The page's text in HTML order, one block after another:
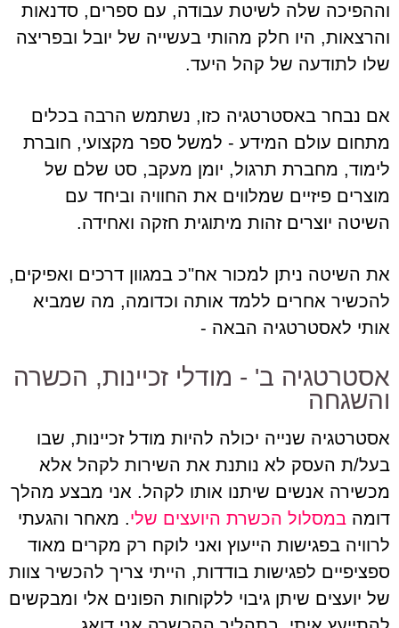
וההפיכה שלה לשיטת עבודה, עם ספרים, סדנאות
והרצאות, היו חלק מהותי בעשייה של יובל ובפריצה
שלו לתודעה של קהל היעד.
אם נבחר באסטרטגיה כזו, נשתמש הרבה בכלים
מתחום עולם המידע - למשל ספר מקצועי, חוברת
לימוד, מחברת תרגול, יומן מעקב, סט שלם של
מוצרים פיזיים שמלווים את החוויה וביחד עם
השיטה יוצרים זהות מיתוגית חזקה ואחידה.
את השיטה ניתן למכור אח"כ במגוון דרכים ואפיקים,
להכשיר אחרים ללמד אותה וכדומה, מה שמביא
אותי לאסטרטגיה הבאה -
אסטרטגיה ב' - מודלי זכיינות, הכשרה
והשגחה
אסטרטגיה שנייה יכולה להיות מודל זכיינות, שבו
בעל/ת העסק לא נותנת את השירות לקהל אלא
מכשירה אנשים שיתנו אותו לקהל. אני מבצע מהלך
דומה במסלול הכשרת היועצים שלי. מאחר והגעתי
לרוויה בפגישות הייעוץ ואני לוקח רק מקרים מאוד
ספציפיים לפגישות בודדות, הייתי צריך להכשיר צוות
של יועצים שיתן גיבוי ללקוחות הפונים אלי ומבקשים